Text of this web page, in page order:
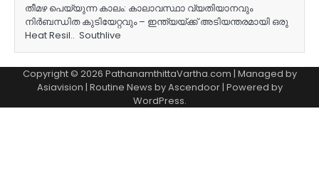
തീമഴ പെയ്യുന്ന കാലം: കാലാവസ്ഥാ വ്യതിയാനവും
നിർബന്ധിത കുടിയേറ്റവും – ഇന്ത്യയ്ക്ക് അടിയന്തരമായി ഒരു
Heat Resil.. Southlive
Copyright © 2026 PathanamthittaVartha.com | Managed by
Asiavision | Routine News byAscendoor| Powered by
WordPress.